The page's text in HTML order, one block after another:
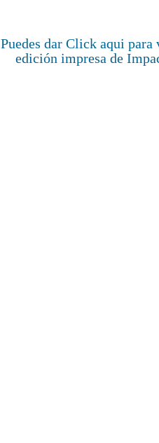
Puedes dar Click aqui para
edición impresa de